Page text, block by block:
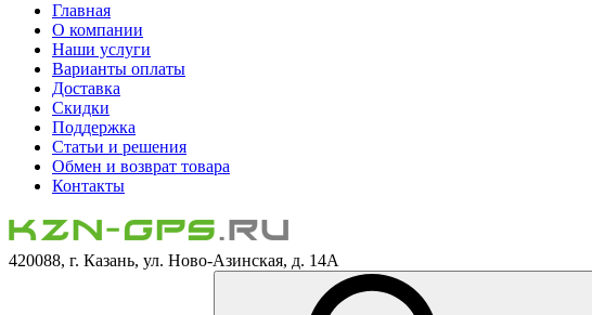
Главная
О компании
Наши услуги
Варианты оплаты
Доставка
Скидки
Поддержка
Статьи и решения
Обмен и возврат товара
Контакты
420088, г. Казань, ул. Ново-Азинская, д. 14А